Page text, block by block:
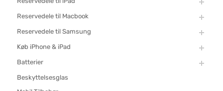
Reservedele til Macbook
Reservedele til Samsung
Køb iPhone & iPad
Batterier
Beskyttelsesglas